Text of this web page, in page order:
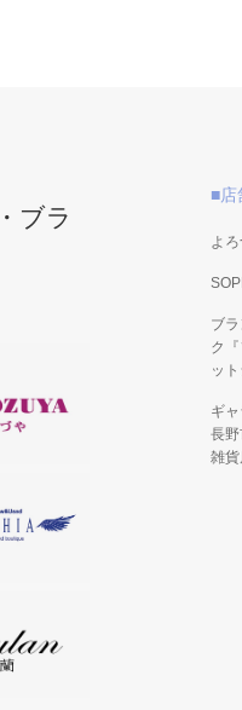
■店
よ
ブ
ク
ッ
ギャ
長野
雑
ブラ